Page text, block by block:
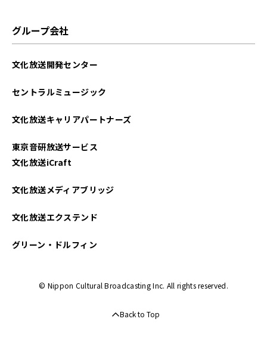
グループ会社
文化放送開発センター
セントラルミュージック
文化放送キャリアパートナーズ
東京音研放送サービス
文化放送iCraft
文化放送メディアブリッジ
文化放送エクステンド
グリーン・ドルフィン
© Nippon Cultural Broadcasting Inc. All rights reserved.
Back to Top